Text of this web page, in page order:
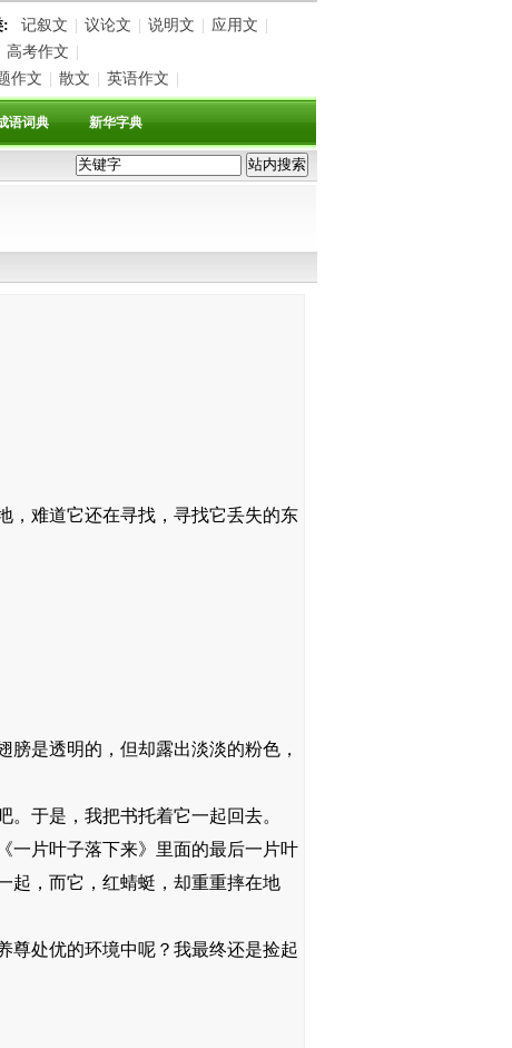
: 记叙文 议论文 说明文 应用文
高考作文
作文 散文 英语作文
语词典 新华字典
难道它还在寻找，寻找它丢失的东
是透明的，但却露出淡淡的粉色，
于是，我把书托着它一起回去。
片叶子落下来》里面的最后一片叶
起，而它，红蜻蜓，却重重摔在地
处优的环境中呢？我最终还是捡起